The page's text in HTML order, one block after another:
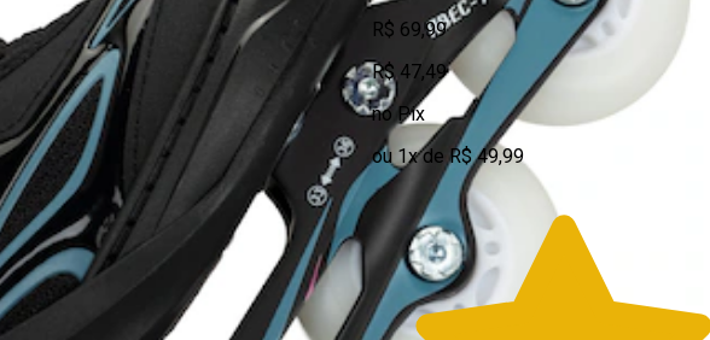
R$ 69,99
R$ 47,49
no Pix
ou 1x de R$ 49,99